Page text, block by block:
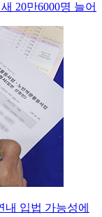
20만6000명 늘어
내 입법 가능성에